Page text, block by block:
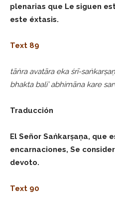
plenarias que Le siguen
este éxtasis.
Text 89
tāṅra avatāra eka śrī-
bhakta bali’ abhimāna kare
Traducción
El Señor Saṅkarṣaṇa, que
encarnaciones, Se
devoto.
Text 90